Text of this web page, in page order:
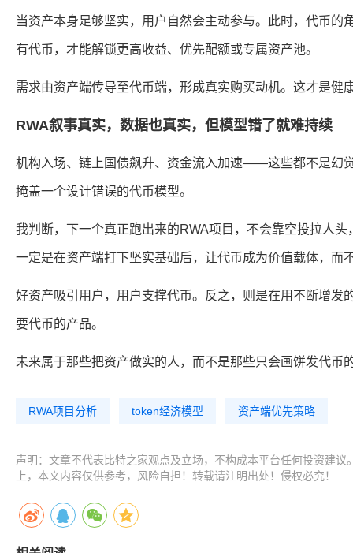
当资产本身足够坚实，用户自然会主动参与。此时，代币
有代币，才能解锁更高收益、优先配额或专属资产池。
需求由资产端传导至代币端，形成真实购买动机。这才是健
RWA叙事真实，数据也真实，但模型错了就难持续
机构入场、链上国债飙升、资金流入加速——这些都不是幻
掩盖一个设计错误的代币模型。
我判断，下一个真正跑出来的RWA项目，不会靠空投拉人
一定是在资产端打下坚实基础后，让代币成为价值载体，而
好资产吸引用户，用户支撑代币。反之，则是在用不断增发
要代币的产品。
未来属于那些把资产做实的人，而不是那些只会画饼发代币
RWA项目分析 token经济模型 资产端优先策略
声明：文章不代表比特之家观点及立场，不构成本平台任何投资建议
上，本文内容仅供参考，风险自担！转载请注明出处！侵权必究！